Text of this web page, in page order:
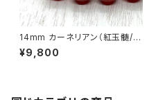
14mm カーネリアン（紅玉髄/カ
ルセドニー）ブレスレット【ブラジ
ル産】
¥9,800